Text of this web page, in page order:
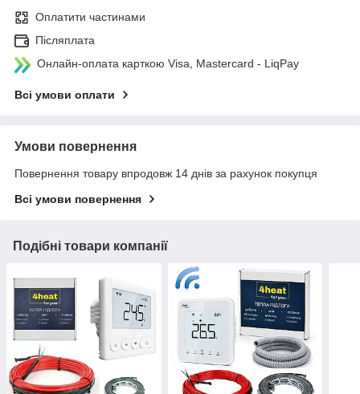
Оплатити частинами
Післяплата
Онлайн-оплата карткою Visa, Mastercard - LiqPay
Всі умови оплати
Умови повернення
Повернення товару впродовж 14 днів за рахунок покупця
Всі умови повернення
Подібні товари компанії